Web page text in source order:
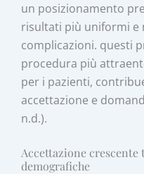
un posizionamento
risultati più uniformi e
complicazioni. questi
procedura più
per i pazienti,
accettazione e
n.d.).
Accettazione crescente
demografiche